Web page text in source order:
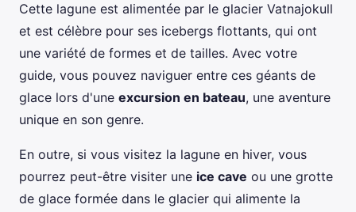
Cette lagune est alimentée par le glacier Vatnajokull
et est célèbre pour ses icebergs flottants, qui ont
une variété de formes et de tailles. Avec votre
guide, vous pouvez naviguer entre ces géants de
glace lors d'une excursion en bateau, une aventure
unique en son genre.
En outre, si vous visitez la lagune en hiver, vous
pourrez peut-être visiter une ice cave ou une grotte
de glace formée dans le glacier qui alimente la